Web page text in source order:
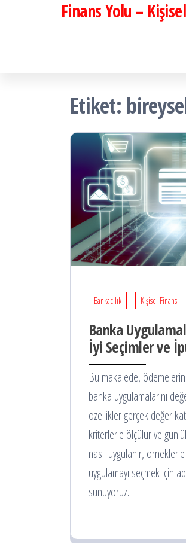
Finans Yolu –
Etiket:
Bankacılık Kişisel Finans
Banka
İyi Seçimler ve
Bu makalede,
banka uygulamalarını
özellikler gerçek değer
kriterlerle ölçülür ve
nasıl uygulanır,
uygulamayı seçmek için
sunuyoruz.